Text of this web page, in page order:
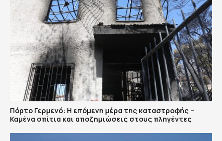
Πόρτο Γερμενό: Η επόμενη μέρα της καταστροφής –
Καμένα σπίτια και αποζημιώσεις στους πληγέντες